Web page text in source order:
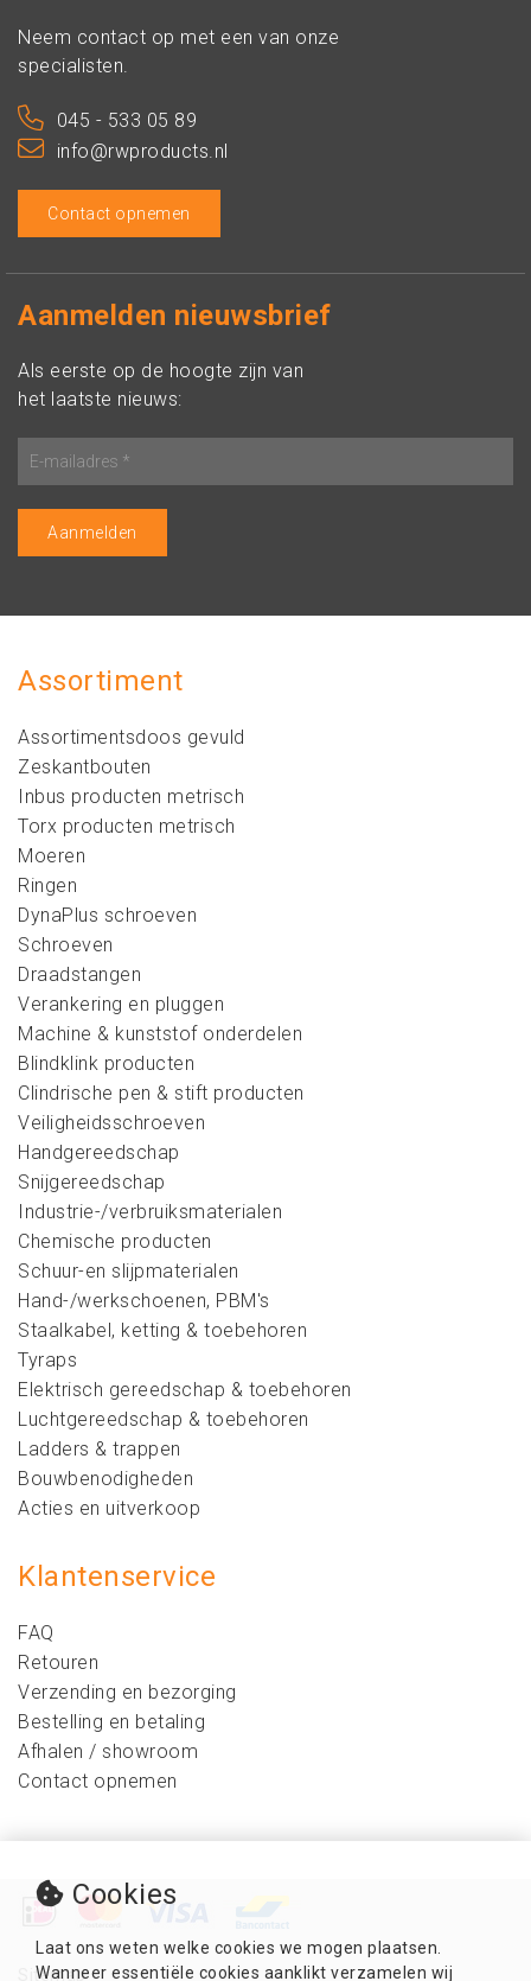
Neem contact op met een van onze
specialisten.
045 - 533 05 89
info@rwproducts.nl
Contact opnemen
Aanmelden nieuwsbrief
Als eerste op de hoogte zijn van
het laatste nieuws:
Assortiment
Assortimentsdoos gevuld
Zeskantbouten
Inbus producten metrisch
Torx producten metrisch
Moeren
Ringen
DynaPlus schroeven
Schroeven
Draadstangen
Verankering en pluggen
Machine & kunststof onderdelen
Blindklink producten
Clindrische pen & stift producten
Veiligheidsschroeven
Handgereedschap
Snijgereedschap
Industrie-/verbruiksmaterialen
Chemische producten
Schuur-en slijpmaterialen
Hand-/werkschoenen, PBM's
Staalkabel, ketting & toebehoren
Tyraps
Elektrisch gereedschap & toebehoren
Luchtgereedschap & toebehoren
Ladders & trappen
Bouwbenodigheden
Acties en uitverkoop
Klantenservice
FAQ
Retouren
Verzending en bezorging
Bestelling en betaling
Afhalen / showroom
Contact opnemen
Sitemap
Cookies
Laat ons weten welke cookies we mogen plaatsen.
Wanneer essentiële cookies aanklikt verzamelen wij